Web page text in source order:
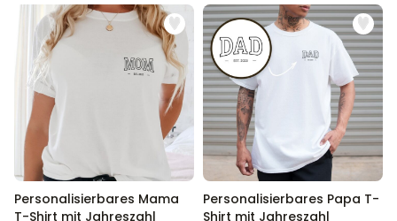
Personalisierbares Mama
T-Shirt mit Jahreszahl
Personalisierbares Papa T-
Shirt mit Jahreszahl